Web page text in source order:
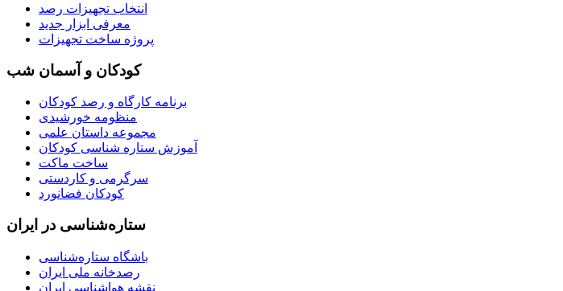
انتخاب تجهیزات رصد
معرفی ابزار جدید
پروژه ساخت تجهیزات
کودکان و آسمان شب
برنامه‌ کارگاه و رصد کودکان
منظومه خورشیدی
مجموعه داستان علمی
آموزش ستاره شناسی کودکان
ساخت ماکت
سرگرمی و کاردستی
کودکان فضانورد
ستاره‌شناسی در ایران
باشگاه ستاره‌شناسی
رصدخانه ملی ایران
نقشه هواشناسی ایران